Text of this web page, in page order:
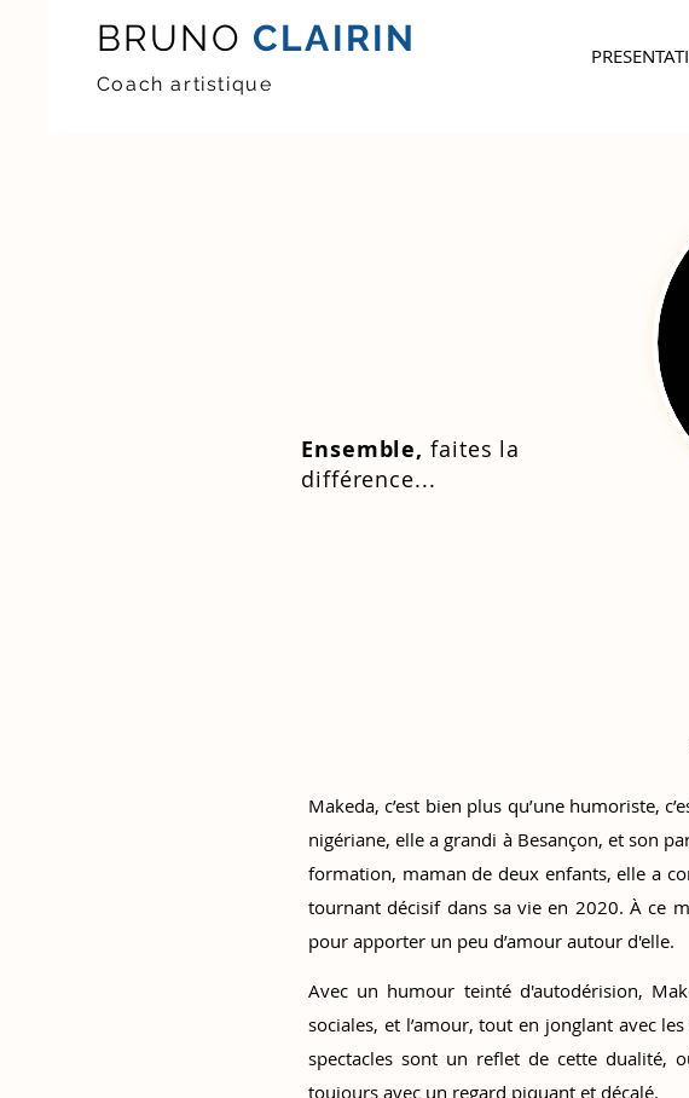
BRUNO CLAIRIN
Coach artistique
Ensemble, faites la
différence...
Makeda, c’est bien plus qu’une humoriste,
nigériane, elle a grandi à Besançon, et son
formation, maman de deux enfants, elle a
tournant décisif dans sa vie en 2020. À ce
pour apporter un peu d’amour autour d'elle.
Avec un humour teinté d'autodérision,
sociales, et l’amour, tout en jonglant avec
spectacles sont un reflet de cette dualité,
toujours avec un regard piquant et décalé.